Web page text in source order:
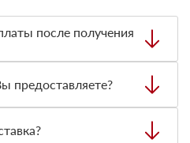
после получения
товара. При этом, если
качества, то
предоставляете?
а также товарно-